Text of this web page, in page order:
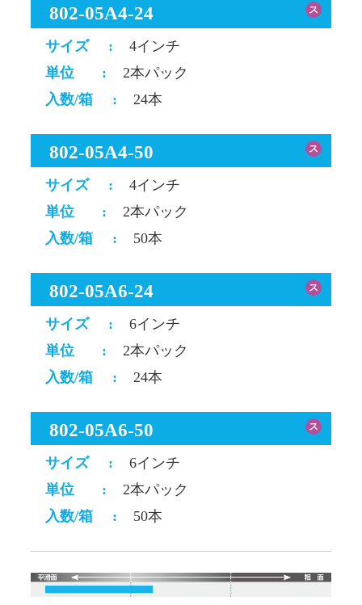
802-05A4-24 ス
サイズ :
4インチ
単位
:
2本パック
入数/箱
: 24本
802-05A4-50 ス
サイズ :
4インチ
単位
:
2本パック
入数/箱
: 50本
802-05A6-24 ス
サイズ :
6インチ
単位
:
2本パック
入数/箱
: 24本
802-05A6-50 ス
サイズ :
6インチ
単位
:
2本パック
入数/箱
: 50本